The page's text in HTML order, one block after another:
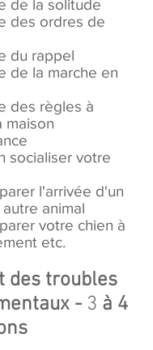
de la solitude
des ordres de
du rappel
de la marche en
des règles à
maison
socialiser votre
l'arrivée d'un
animal
votre chien à
etc.
des troubles
- 3 à 4